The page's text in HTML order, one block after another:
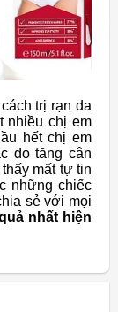
trị rạn da
nhiều chị em
hết chị em
do tăng cân
mất tự tin
những chiếc
sẻ với mọi
nhất hiện